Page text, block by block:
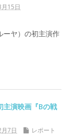
15日
ーヤ）の初主演作
主演映画『Bの戦
7日 レポート